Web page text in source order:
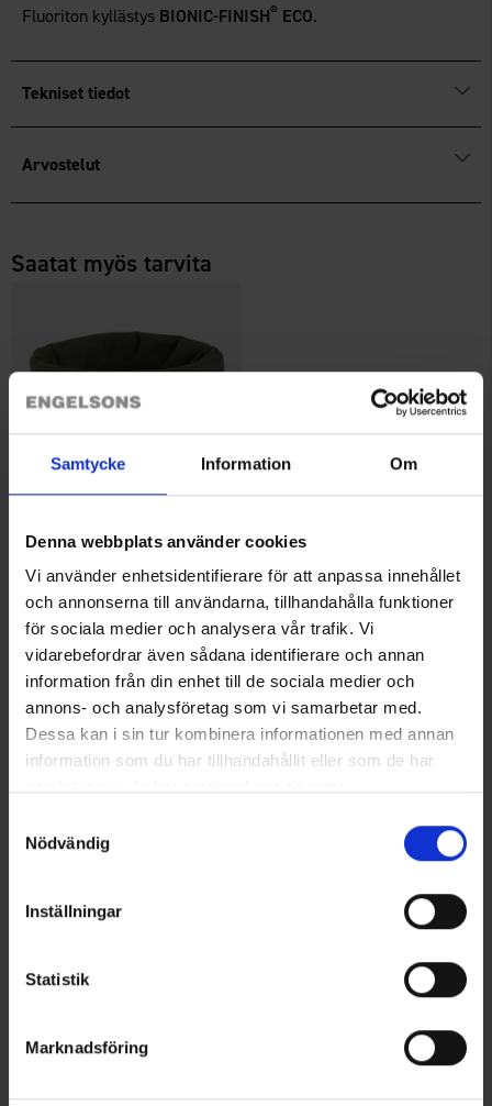
Samtycke Information Om
Denna webbplats använder cookies
Vi använder enhetsidentifierare för att anpassa innehållet
och annonserna till användarna, tillhandahålla funktioner
för sociala medier och analysera vår trafik. Vi
vidarebefordrar även sådana identifierare och annan
information från din enhet till de sociala medier och
annons- och analysföretag som vi samarbetar med.
Dessa kan i sin tur kombinera informationen med annan
information som du har tillhandahållit eller som de har
Nödvändig
Inställningar
Statistik
Marknadsföring
Fluoriton kyllästys BIONIC-FINISH® ECO.
Tekniset tiedot
Arvostelut
Saatat myös tarvita
Monitoimihuivi
Alk.2,50 €
Samankaltaiset tuotteet
High Mountain
4928
14,95 €
Arvio:
Muut ostivat myös